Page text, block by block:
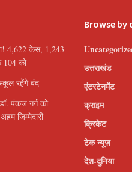
4,622 केस, 1,243
104 को
रहेंगे बंद
पंकज गर्ग को
जिम्मेदारी
Browse by
उत्तराखंड
एंटरटेनमेंट
क्राइम
क्रिकेट
टेक न्यूज़
देश-दुनिया